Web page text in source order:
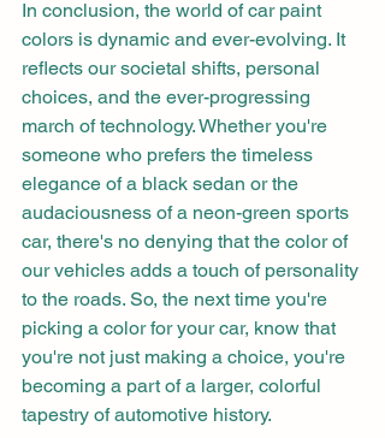
In conclusion, the world of car paint
colors is dynamic and ever-evolving. It
reflects our societal shifts, personal
choices, and the ever-progressing
march of technology. Whether you're
someone who prefers the timeless
elegance of a black sedan or the
audaciousness of a neon-green sports
car, there's no denying that the color of
our vehicles adds a touch of personality
to the roads. So, the next time you're
picking a color for your car, know that
you're not just making a choice, you're
becoming a part of a larger, colorful
tapestry of automotive history.